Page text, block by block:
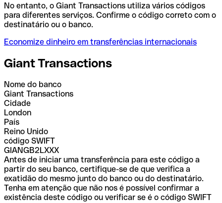
No entanto, o Giant Transactions utiliza vários códigos
para diferentes serviços. Confirme o código correto com o
destinatário ou o banco.
Economize dinheiro em transferências internacionais
Giant Transactions
Nome do banco
Giant Transactions
Cidade
London
País
Reino Unido
código SWIFT
GIANGB2LXXX
Antes de iniciar uma transferência para este código a
partir do seu banco, certifique-se de que verifica a
exatidão do mesmo junto do banco ou do destinatário.
Tenha em atenção que não nos é possível confirmar a
existência deste código ou verificar se é o código SWIFT